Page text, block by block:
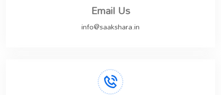
Email Us
info@saakshara.in